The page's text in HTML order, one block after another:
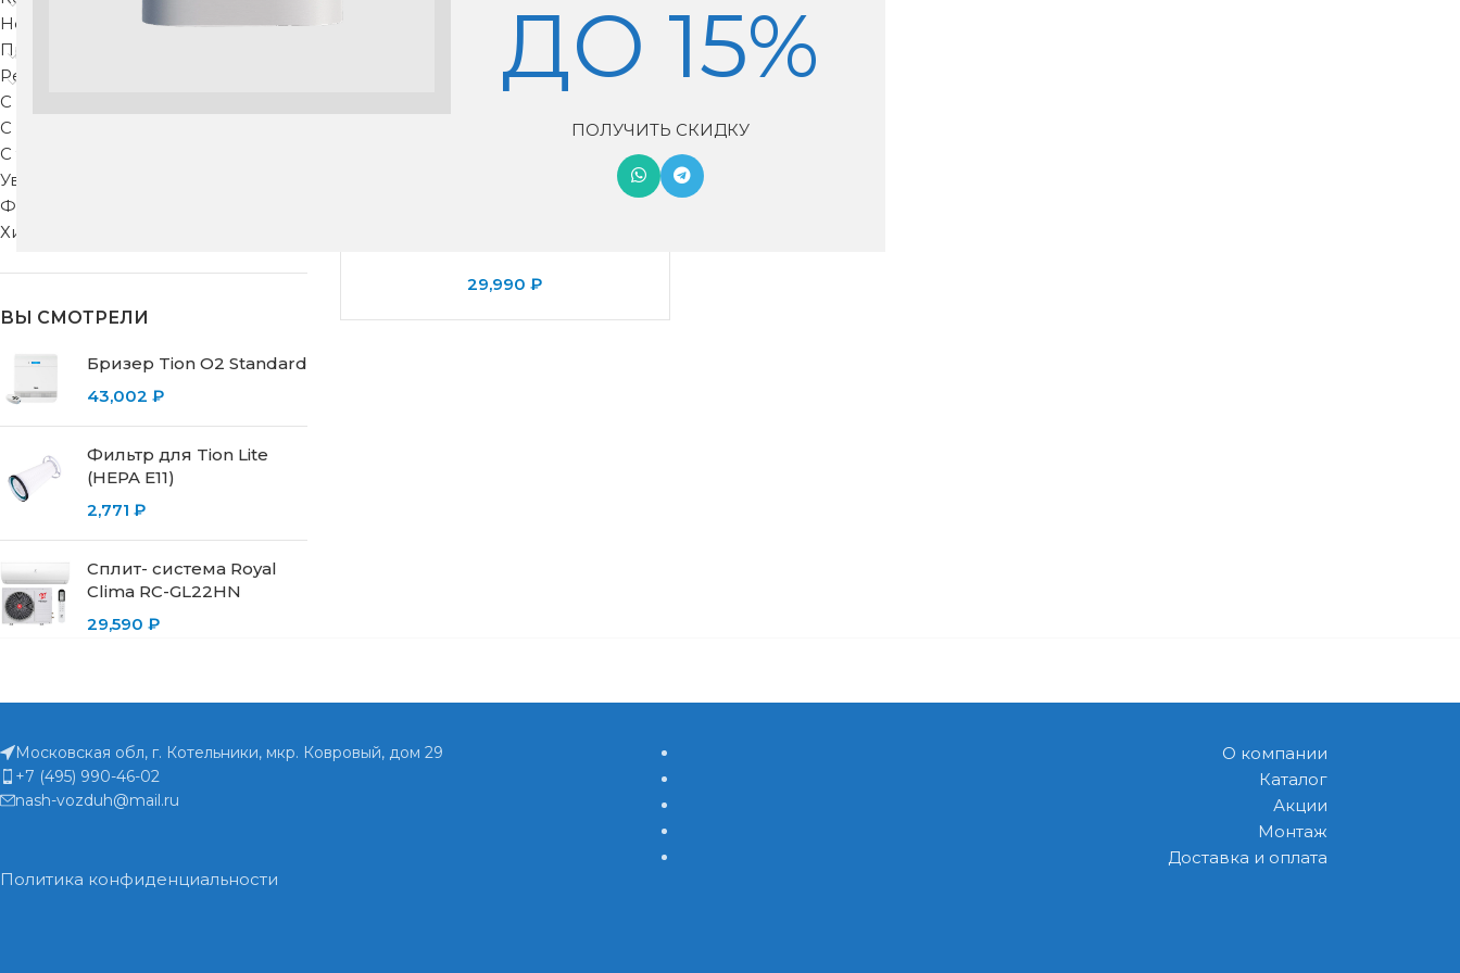
ДО 15%
ПОЛУЧИТЬ СКИДКУ
Недорогие
Приточные клапаны
Рекуператоры
С защитой от запахов
С подогревом
С тонкой фильтрацией
Увлажнители воздуха
Фильтры для вентиляции
Хиты продаж
ВЫ СМОТРЕЛИ
Бризер Tion O2 Standard
43,002 ₽
Фильтр для Tion Lite
(HEPA E11)
2,771 ₽
Сплит- система Royal
Clima RC-GL22HN
29,590 ₽
29,990₽
Московская обл, г. Котельники, мкр. Ковровый, дом 29
+7 (495) 990-46-02
nash-vozduh@mail.ru
Политика конфиденциальности
О компании
Каталог
Акции
Монтаж
Доставка и оплата